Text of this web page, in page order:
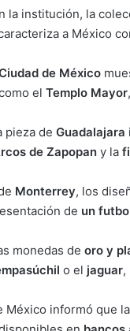
la institución, la
a México
de México
elTemplo Mayor
pieza deGuadalajara
de Zapopan y la
Monterrey, los
de un
monedas de oro y
o el jaguar,
México informó que